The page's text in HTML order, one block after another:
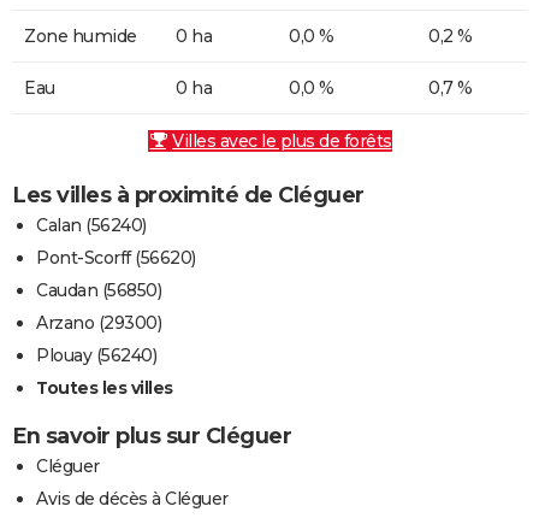
Zone humide 0 ha 0,0 % 0,2 %
Eau 0 ha 0,0 % 0,7 %
Villes avec le plus de forêts
Les villes à proximité de Cléguer
Calan (56240)
Pont-Scorff (56620)
Caudan (56850)
Arzano (29300)
Plouay (56240)
Toutes les villes
En savoir plus sur Cléguer
Cléguer
Avis de décès à Cléguer